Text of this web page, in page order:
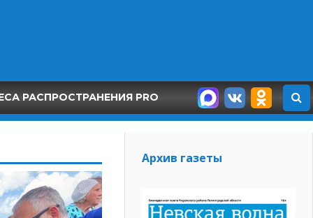
РАСПРОСТРАНЕНИЯ PRO
Архив газеты